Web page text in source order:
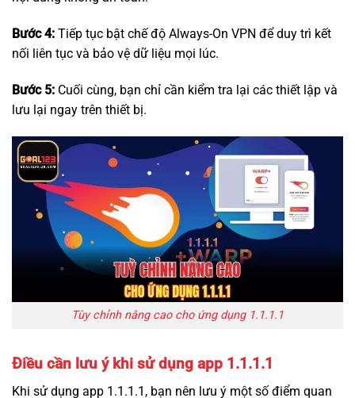
Bước 4: Tiếp tục bật chế độ Always-On VPN để duy trì kết
nối liên tục và bảo vệ dữ liệu mọi lúc.
Bước 5: Cuối cùng, bạn chỉ cần kiểm tra lại các thiết lập và
lưu lại ngay trên thiết bị.
Tùy chỉnh nâng cao cho ứng dụng 1.1.1.1
Điều cần lưu ý khi sử dụng app 1.1.1.1
Khi sử dụng app 1.1.1.1, bạn nên lưu ý một số điểm quan